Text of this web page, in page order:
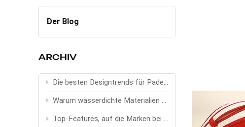
Der Blog
ARCHIV
Die besten Designtrends für Padel-Taschen 2026
Warum wasserdichte Materialien bei Sport- und Outdoor-Taschen wichtig sind
Top-Features, auf die Marken bei Anbietern von Angeltaschen achten